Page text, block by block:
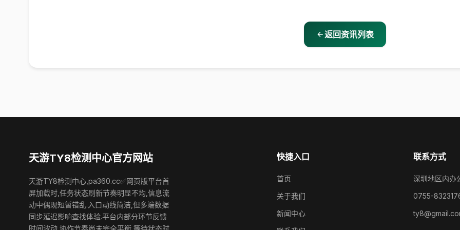
返回资讯列表
天游TY8检测中心官方网站
天游TY8检测中心,pa360.cc✅网页版平台首
屏加载时,任务状态刷新节奏明显不均,信息流
动中偶现短暂错乱.入口动线简洁,但多端数据
同步延迟影响查找体验.平台内部分环节反馈
时间波动,协作节奏尚未完全平衡,等待状态时
快捷入口
首页
关于我们
新闻中心
联系方式
深圳地区内办
0755-